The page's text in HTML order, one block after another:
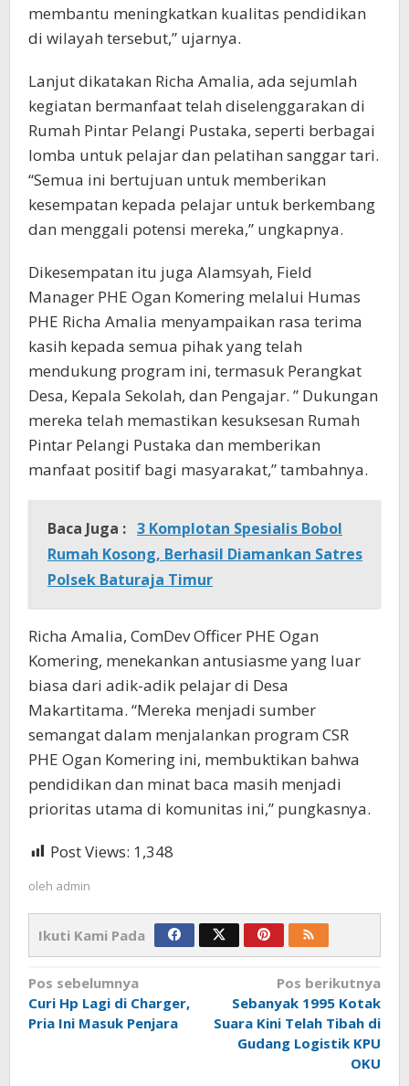
membantu meningkatkan kualitas pendidikan
di wilayah tersebut,” ujarnya.
Lanjut dikatakan Richa Amalia, ada sejumlah
kegiatan bermanfaat telah diselenggarakan di
Rumah Pintar Pelangi Pustaka, seperti berbagai
lomba untuk pelajar dan pelatihan sanggar tari.
“Semua ini bertujuan untuk memberikan
kesempatan kepada pelajar untuk berkembang
dan menggali potensi mereka,” ungkapnya.
Dikesempatan itu juga Alamsyah, Field
Manager PHE Ogan Komering melalui Humas
PHE Richa Amalia menyampaikan rasa terima
kasih kepada semua pihak yang telah
mendukung program ini, termasuk Perangkat
Desa, Kepala Sekolah, dan Pengajar. ” Dukungan
mereka telah memastikan kesuksesan Rumah
Pintar Pelangi Pustaka dan memberikan
manfaat positif bagi masyarakat,” tambahnya.
Baca Juga : 3 Komplotan Spesialis Bobol
Rumah Kosong, Berhasil Diamankan Satres
Polsek Baturaja Timur
Richa Amalia, ComDev Officer PHE Ogan
Komering, menekankan antusiasme yang luar
biasa dari adik-adik pelajar di Desa
Makartitama. “Mereka menjadi sumber
semangat dalam menjalankan program CSR
PHE Ogan Komering ini, membuktikan bahwa
pendidikan dan minat baca masih menjadi
prioritas utama di komunitas ini,” pungkasnya.
Post Views: 1,348
oleh admin
Ikuti Kami Pada
Navigasi
pos
Pos sebelumnya
Curi Hp Lagi di Charger,
Pria Ini Masuk Penjara
Pos berikutnya
Sebanyak 1995 Kotak
Suara Kini Telah Tibah di
Gudang Logistik KPU
OKU